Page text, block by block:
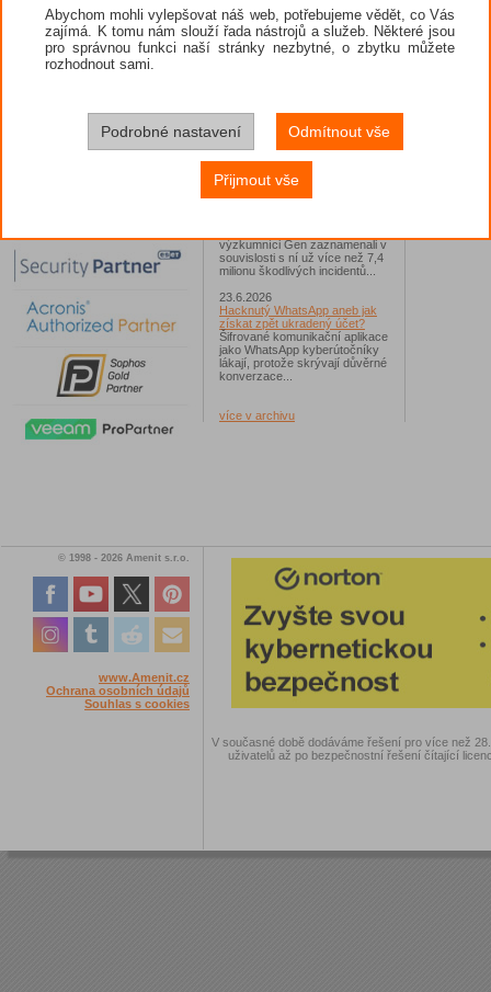
magazínem IT Kompas...
26.6.2026
ESET: S příchodem léta
zaplavují Česko falešné mobilní
Chase Home App či Candy
Race Launcher. Hlavním cílem
útočníků bylo v tomto případě
Polsko, následováno Českem a
Slovenskem...
24.6.2026
výzkumníci Gen zaznamenali v
souvislosti s ní už více než 7,4
milionu škodlivých incidentů...
23.6.2026
Hacknutý WhatsApp aneb jak
získat zpět ukradený účet?
Šifrované komunikační aplikace
jako WhatsApp kyberútočníky
lákají, protože skrývají důvěrné
konverzace...
více v archivu
© 1998 - 2026 Amenit s.r.o.
www.Amenit.cz
Ochrana osobních údajů
Souhlas s cookies
V současné době dodáváme řešení pro více než
uživatelů až po bezpečnostní řešení čítající
Abychom mohli vylepšovat náš web, potřebujeme vědět, co Vás
zajímá. K tomu nám slouží řada nástrojů a služeb. Některé jsou
pro správnou funkci naší stránky nezbytné, o zbytku můžete
rozhodnout sami.
Podrobné nastavení Odmítnout vše
Přijmout vše